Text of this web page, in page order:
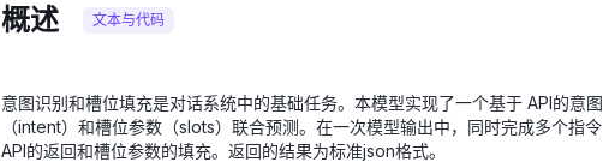
概述 文本与代码
意图识别和槽位填充是对话系统中的基础任务。本模型实现了一个基于 API的意图
（intent）和槽位参数（slots）联合预测。在一次模型输出中，同时完成多个指令
API的返回和槽位参数的填充。返回的结果为标准json格式。